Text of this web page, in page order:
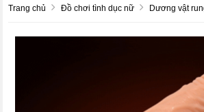
Trang chủ Đồ chơi tình dục nữ Dương vật